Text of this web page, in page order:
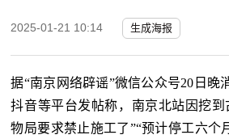
2025-01-21 10:14 生成海报
据“南京网络辟谣”微信公众号20日晚
抖音等平台发帖称，南京北站因挖
物局要求禁止施工了”“预计停工六个